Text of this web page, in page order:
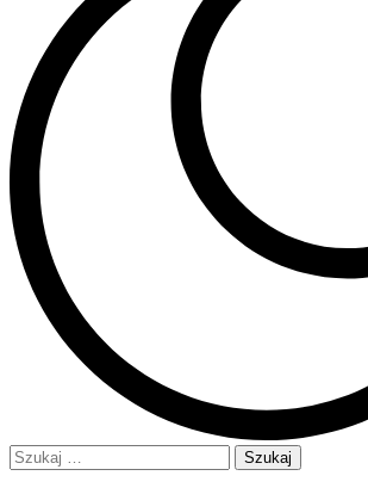
Szukaj: